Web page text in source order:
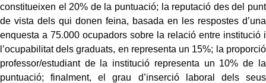
constitueixen el 20% de la puntuació; la reputació des del punt
de vista dels qui donen feina, basada en les respostes d’una
enquesta a 75.000 ocupadors sobre la relació entre institució i
l’ocupabilitat dels graduats, en representa un 15%; la proporció
professor/estudiant de la institució representa un 10% de la
puntuació; finalment, el grau d’inserció laboral dels seus